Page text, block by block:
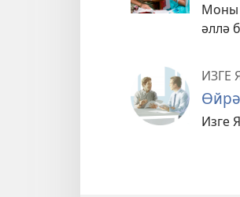
Моны
әллә
ИЗГЕ
Изге